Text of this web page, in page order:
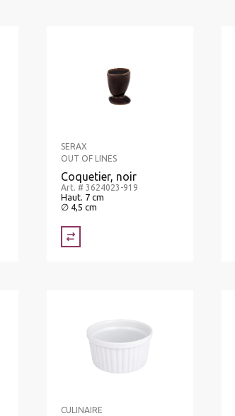
SERAX
OUT OF LINES
Coquetier, noir
Art. # 3624023-919
Haut. 7 cm
∅ 4,5 cm
CULINAIRE